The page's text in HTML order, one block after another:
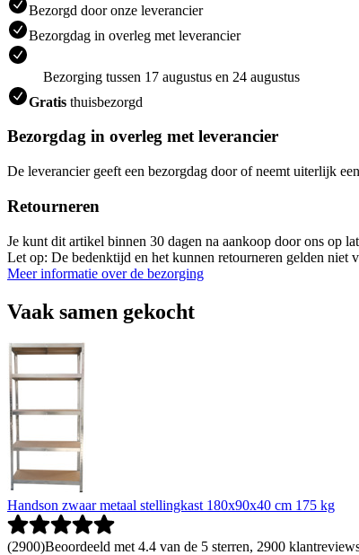
Bezorgd door onze leverancier
Bezorgdag in overleg met leverancier
Bezorging tussen 17 augustus en 24 augustus
Gratis thuisbezorgd
Bezorgdag in overleg met leverancier
De leverancier geeft een bezorgdag door of neemt uiterlijk
Retourneren
Je kunt dit artikel binnen 30 dagen na aankoop door ons op
Let op: De bedenktijd en het kunnen retourneren gelden niet
Meer informatie over de bezorging
Vaak samen gekocht
Handson zwaar metaal stellingkast 180x90x40 cm 175 kg
(2900)Beoordeeld met 4.4 van de 5 sterren, 2900